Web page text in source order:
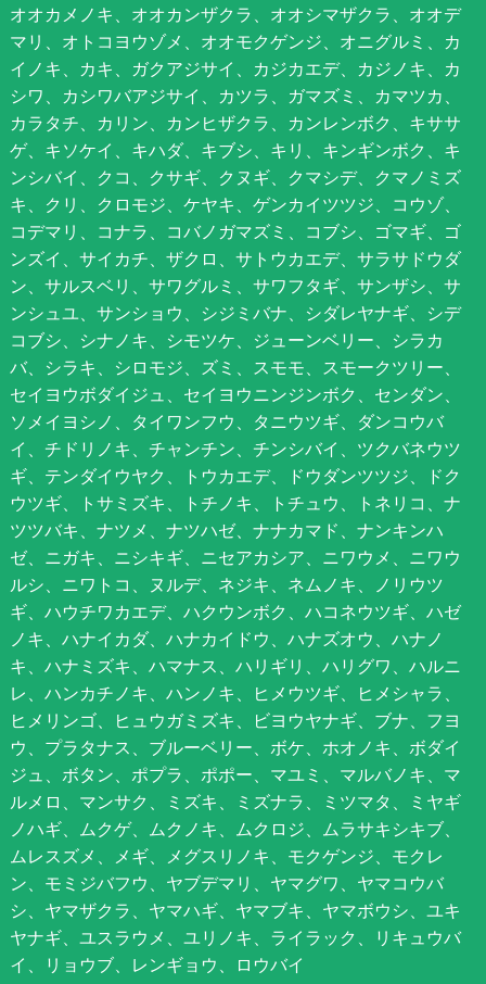
オオカメノキ、オオカンザクラ、オオシマザクラ、オオデ
マリ、オトコヨウゾメ、オオモクゲンジ、オニグルミ、カ
イノキ、カキ、ガクアジサイ、カジカエデ、カジノキ、カ
シワ、カシワバアジサイ、カツラ、ガマズミ、カマツカ、
カラタチ、カリン、カンヒザクラ、カンレンボク、キササ
ゲ、キソケイ、キハダ、キブシ、キリ、キンギンボク、キ
ンシバイ、クコ、クサギ、クヌギ、クマシデ、クマノミズ
キ、クリ、クロモジ、ケヤキ、ゲンカイツツジ、コウゾ、
コデマリ、コナラ、コバノガマズミ、コブシ、ゴマギ、ゴ
ンズイ、サイカチ、ザクロ、サトウカエデ、サラサドウダ
ン、サルスベリ、サワグルミ、サワフタギ、サンザシ、サ
ンシュユ、サンショウ、シジミバナ、シダレヤナギ、シデ
コブシ、シナノキ、シモツケ、ジューンベリー、シラカ
バ、シラキ、シロモジ、ズミ、スモモ、スモークツリー、
セイヨウボダイジュ、セイヨウニンジンボク、センダン、
ソメイヨシノ、タイワンフウ、タニウツギ、ダンコウバ
イ、チドリノキ、チャンチン、チンシバイ、ツクバネウツ
ギ、テンダイウヤク、トウカエデ、ドウダンツツジ、ドク
ウツギ、トサミズキ、トチノキ、トチュウ、トネリコ、ナ
ツツバキ、ナツメ、ナツハゼ、ナナカマド、ナンキンハ
ゼ、ニガキ、ニシキギ、ニセアカシア、ニワウメ、ニワウ
ルシ、ニワトコ、ヌルデ、ネジキ、ネムノキ、ノリウツ
ギ、ハウチワカエデ、ハクウンボク、ハコネウツギ、ハゼ
ノキ、ハナイカダ、ハナカイドウ、ハナズオウ、ハナノ
キ、ハナミズキ、ハマナス、ハリギリ、ハリグワ、ハルニ
レ、ハンカチノキ、ハンノキ、ヒメウツギ、ヒメシャラ、
ヒメリンゴ、ヒュウガミズキ、ビヨウヤナギ、ブナ、フヨ
ウ、プラタナス、ブルーベリー、ボケ、ホオノキ、ボダイ
ジュ、ボタン、ポプラ、ポポー、マユミ、マルバノキ、マ
ルメロ、マンサク、ミズキ、ミズナラ、ミツマタ、ミヤギ
ノハギ、ムクゲ、ムクノキ、ムクロジ、ムラサキシキブ、
ムレスズメ、メギ、メグスリノキ、モクゲンジ、モクレ
ン、モミジバフウ、ヤブデマリ、ヤマグワ、ヤマコウバ
シ、ヤマザクラ、ヤマハギ、ヤマブキ、ヤマボウシ、ユキ
ヤナギ、ユスラウメ、ユリノキ、ライラック、リキュウバ
イ、リョウブ、レンギョウ、ロウバイ